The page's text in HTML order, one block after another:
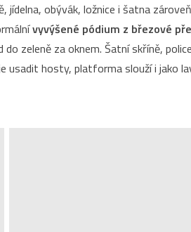
jídelna, obývák, ložnice i šatna
vyvýšené pódium z březové
zeleně za oknem. Šatní skříně,
usadit hosty, platforma slouží i jako